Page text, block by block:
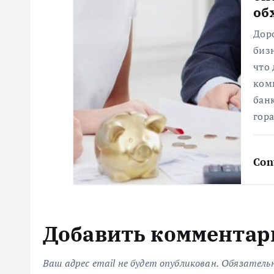
что
Добавить
Ваш адрес email не будет опубликован.